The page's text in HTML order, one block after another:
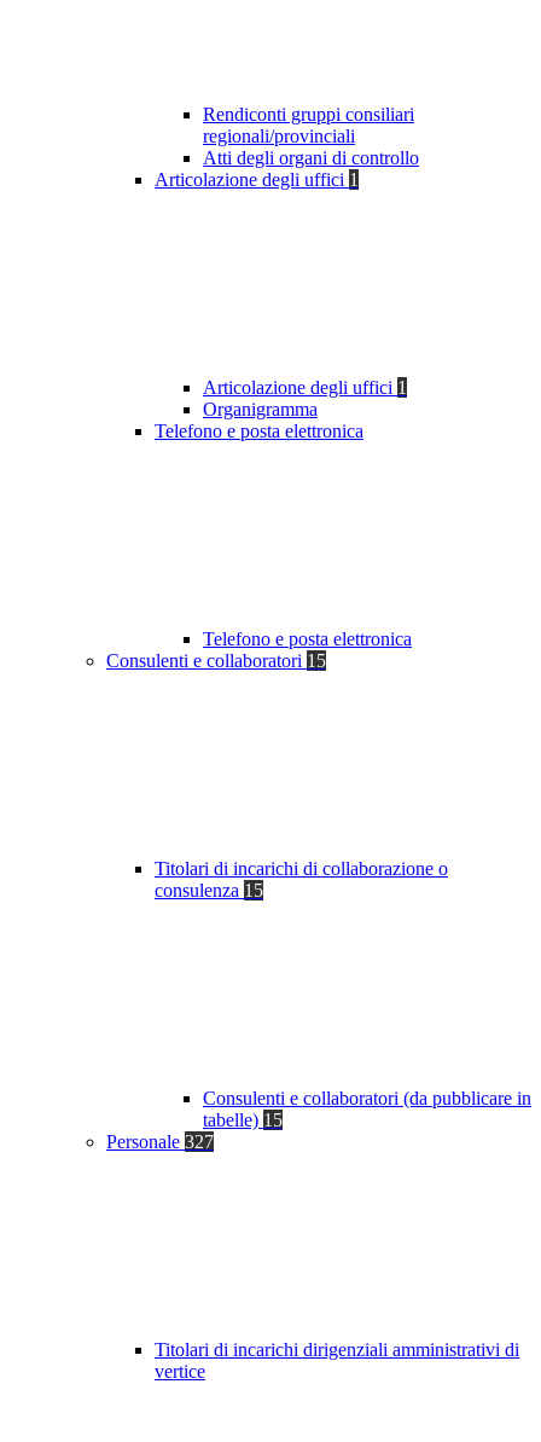
Rendiconti gruppi consiliari
regionali/provinciali
Atti degli organi di controllo
Articolazione degli uffici 1
Articolazione degli uffici 1
Organigramma
Telefono e posta elettronica
Telefono e posta elettronica
Consulenti e collaboratori 15
Titolari di incarichi di collaborazione o
consulenza 15
Consulenti e collaboratori (da pubblicare in
tabelle) 15
Personale 327
Titolari di incarichi dirigenziali amministrativi di
vertice